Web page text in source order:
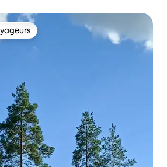
parmi les plus aimés